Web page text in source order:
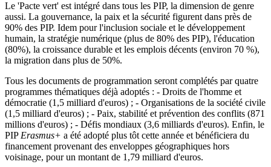
Le 'Pacte vert' est intégré dans tous les PIP, la dimension de genre
aussi. La gouvernance, la paix et la sécurité figurent dans près de
90% des PIP. Idem pour l'inclusion sociale et le développement
humain, la stratégie numérique (plus de 80% des PIP), l'éducation
(80%), la croissance durable et les emplois décents (environ 70 %),
la migration dans plus de 50%.
Tous les documents de programmation seront complétés par quatre
programmes thématiques déjà adoptés : - Droits de l'homme et
démocratie (1,5 milliard d'euros) ; - Organisations de la société civile
(1,5 milliard d'euros) ; - Paix, stabilité et prévention des conflits (871
millions d'euros) ; - Défis mondiaux (3,6 milliards d'euros). Enfin, le
PIP Erasmus+ a été adopté plus tôt cette année et bénéficiera du
financement provenant des enveloppes géographiques hors
voisinage, pour un montant de 1,79 milliard d'euros.